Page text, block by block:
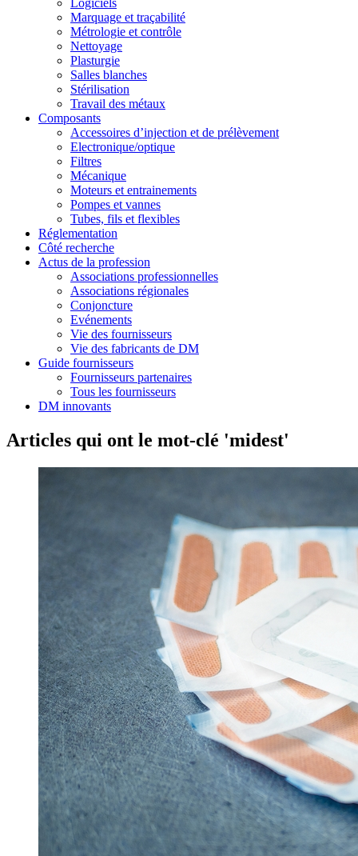
Marquage et traçabilité
Métrologie et contrôle
Nettoyage
Plasturgie
Salles blanches
Stérilisation
Travail des métaux
Composants
Accessoires d’injection et de prélèvement
Electronique/optique
Filtres
Mécanique
Moteurs et entrainements
Pompes et vannes
Tubes, fils et flexibles
Réglementation
Côté recherche
Actus de la profession
Associations professionnelles
Associations régionales
Conjoncture
Evénements
Vie des fournisseurs
Vie des fabricants de DM
Guide fournisseurs
Fournisseurs partenaires
Tous les fournisseurs
DM innovants
Articles qui ont le mot-clé 'midest'